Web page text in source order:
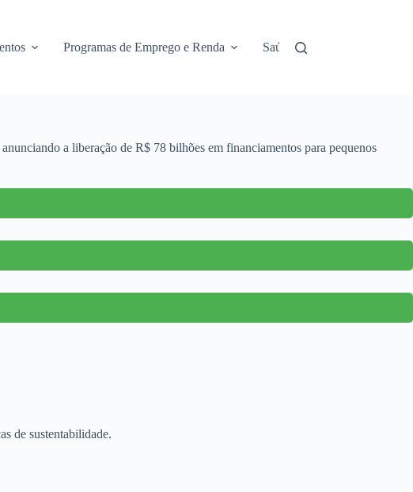
Programas de Emprego e Renda Saúde e Assistência
a liberação de R$ 78 bilhões em financiamentos para pequenos
de sustentabilidade.